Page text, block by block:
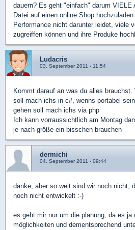
dauern? Es geht "einfach" darum VIELE
Datei auf einen online Shop
Performance nicht darunter leidet, viele
zugreiffen können und ihre Produke
Ludacris
03. September 2011 - 11:54
Kommt darauf an was du alles
soll mach ichs in c#, wenns portabel
gehen soll mach ichs via php
Ich kann vorraussichtlich am Montag
je nach größe ein bisschen brauchen
dermichi
04. September 2011 - 09:44
danke, aber so weit sind wir noch nicht,
noch nicht entwickelt :-)
es geht mir nur um die planung, da es
möglichkeiten und dementsprechend